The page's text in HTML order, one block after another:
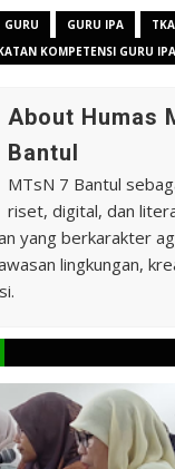
GURU GURU IPA
KOMPETENSI GURU IPA
About Humas
Bantul
MTsN 7 Bantul
riset, digital, dan
yang berkarakter
lingkungan,